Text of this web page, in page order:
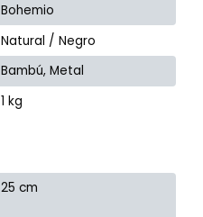
Bohemio
Natural / Negro
Bambú, Metal
1 kg
25 cm